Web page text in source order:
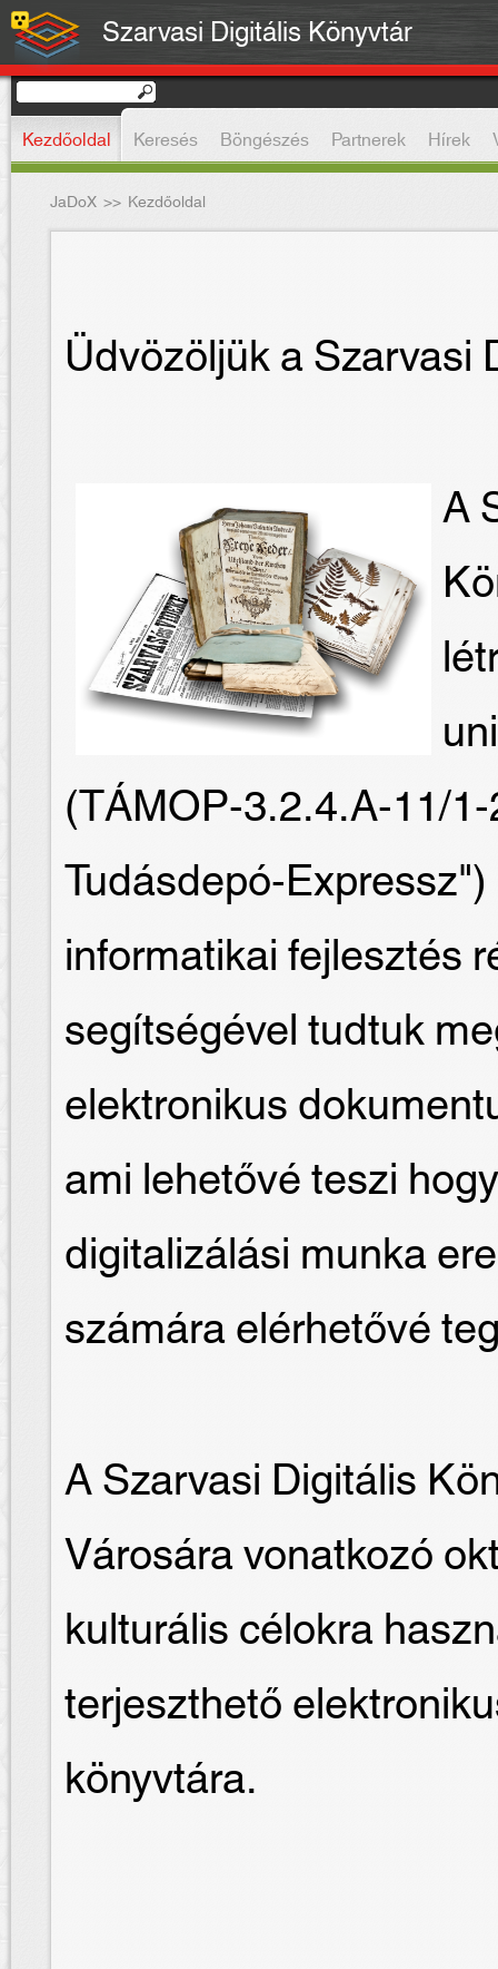
Szarvasi Digitális Könyvtár
Kezdőoldal Keresés Böngészés Partnerek Hírek
JaDoX >> Kezdőoldal
Üdvözöljük a Szarvasi
A
(TÁMOP-3.2.4.A-11/
Tudásdepó-
informatikai fejlesztés
segítségével tudtuk
elektronikus
ami lehetővé teszi
digitalizálási munka
számára elérhetővé
A Szarvasi Digitális
Városára vonatkozó
kulturális célokra
terjeszthető
könyvtára.